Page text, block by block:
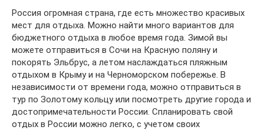
Россия огромная страна, где есть множество красивых
мест для отдыха. Можно найти много вариантов для
бюджетного отдыха в любое время года. Зимой вы
можете отправиться в Сочи на Красную поляну и
покорять Эльбрус, а летом наслаждаться пляжным
отдыхом в Крыму и на Черноморском побережье. В
независимости от времени года, можно отправиться в
тур по Золотому кольцу или посмотреть другие города и
достопримечательности России. Спланировать свой
отдых в России можно легко, с учетом своих